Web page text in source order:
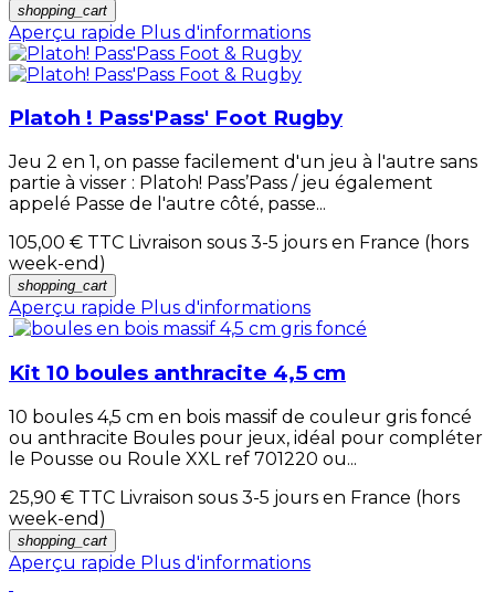
shopping_cart
Aperçu rapide Plus d'informations
Platoh ! Pass'Pass' Foot Rugby
Jeu 2 en 1, on passe facilement d'un jeu à l'autre sans
partie à visser : Platoh! Pass’Pass / jeu également
appelé Passe de l'autre côté, passe...
105,00 € TTC Livraison sous 3-5 jours en France (hors
week-end)
shopping_cart
Aperçu rapide Plus d'informations
Kit 10 boules anthracite 4,5 cm
10 boules 4,5 cm en bois massif de couleur gris foncé
ou anthracite Boules pour jeux, idéal pour compléter
le Pousse ou Roule XXL ref 701220 ou...
25,90 € TTC Livraison sous 3-5 jours en France (hors
week-end)
shopping_cart
Aperçu rapide Plus d'informations